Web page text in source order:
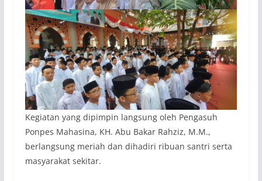
Kegiatan yang dipimpin langsung oleh Pengasuh
Ponpes Mahasina, KH. Abu Bakar Rahziz, M.M.,
berlangsung meriah dan dihadiri ribuan santri serta
masyarakat sekitar.